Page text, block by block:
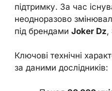
підтримку. За час
неодноразово
під брендами Joker Dz,
Ключові технічні
за даними дослідників: